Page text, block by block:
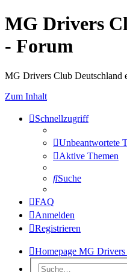
MG Drivers
- Forum
MG Drivers Club Deutschland
Zum Inhalt
Schnellzugriff
Unbeantwortete
Aktive Themen
Suche
FAQ
Anmelden
Registrieren
Homepage MG